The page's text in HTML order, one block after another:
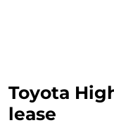
Toyota
lease